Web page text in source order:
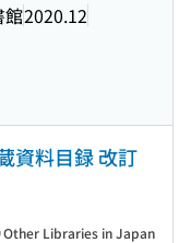
館2020.12
資料目録 改訂
Other Libraries in Japan